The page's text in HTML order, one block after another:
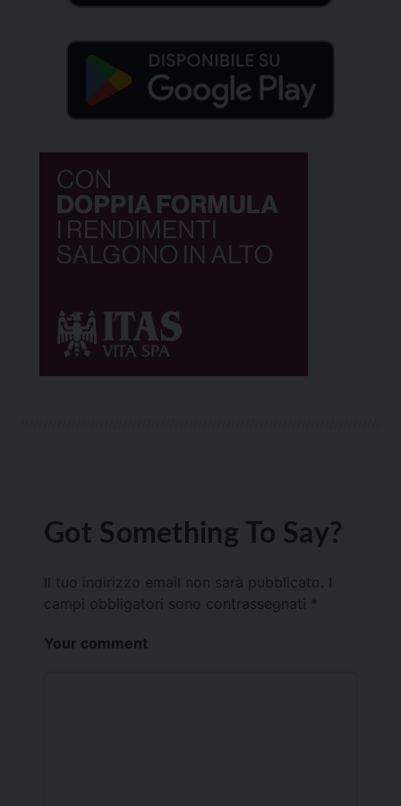
Got Something To Say?
Il tuo indirizzo email non sarà pubblicato.
campi obbligatori sono contrassegnati *
Your comment